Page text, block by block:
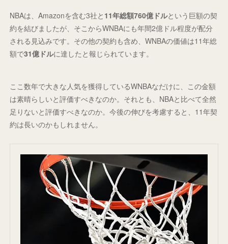
NBAは、Amazonを含む3社と 11年総額760億ドルという巨額の契
約を結びましたが、そこからWNBAにも年間2億ドル程度が配分
される見込みです。その他の契約も含め、WNBAの価値は11年総
額で31億ドルに達したと報じられています。
ここ数年で大きな人気を獲得しているWNBAなだけに、この金額
は素晴らしいと評価すべきなのか。それとも、NBAと比べて全然
足りないと評価すべきなのか。今後の伸びを考慮すると、11年契
約は長いのかもしれません。